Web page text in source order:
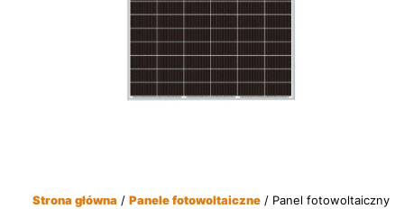
Strona główna / Panele fotowoltaiczne / Panel fotowoltaiczny